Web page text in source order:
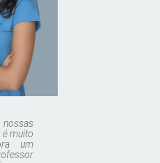
é muito
um